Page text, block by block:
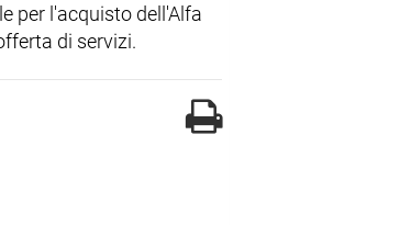
per l'acquisto dell'Alfa
di servizi.